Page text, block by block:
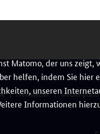
Matomo, der uns zeigt,
helfen, indem Sie hier
unseren
Informationen
Newsletter